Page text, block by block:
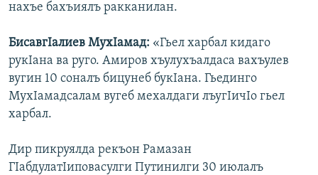
нахъе бахъиялъ ракканилан.
БисавгIалиев МухIамад: «Гьел харбал кидаго
рукIана ва руго. Амиров хъулухъалдаса вахъулев
вугин 10 соналъ бицунеб букIана. Гьединго
МухIамадсалам вугеб мехалдаги лъугIичIо гьел
харбал.
Дир пикруялда рекъон Рамазан
ГIабдулатIиповасулги Путинилги 30 июлалъ